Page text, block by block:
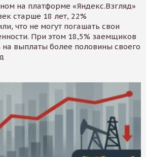
на платформе «Яндекс.Взгляд»
старше 18 лет, 22%
что не могут погашать свои
При этом 18,5% заемщиков
выплаты более половины своего